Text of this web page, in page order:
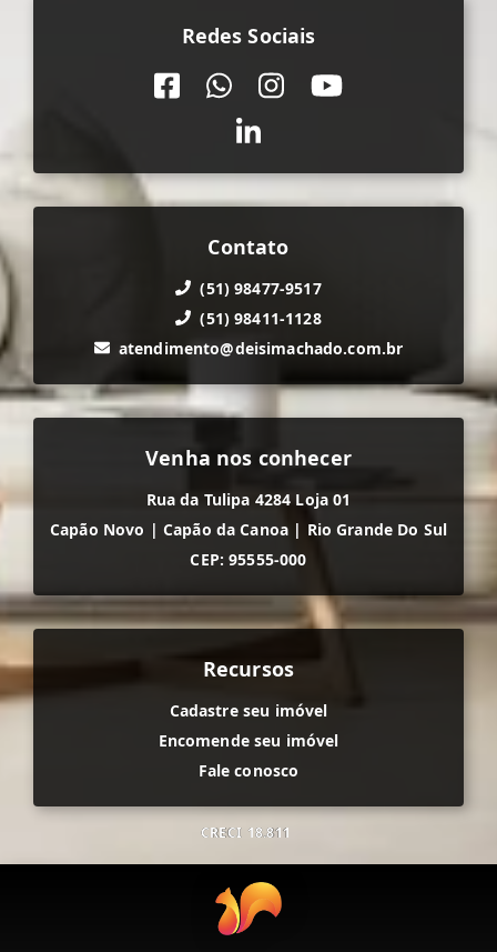
Redes Sociais
Contato
(51) 98477-9517
(51) 98411-1128
atendimento@deisimachado.com.br
Venha nos conhecer
Rua da Tulipa 4284 Loja 01
Capão Novo | Capão da Canoa | Rio Grande Do Sul
CEP: 95555-000
Recursos
Cadastre seu imóvel
Encomende seu imóvel
Fale conosco
CRECI 18.811